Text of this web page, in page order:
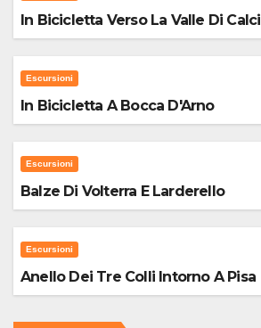
In Bicicletta Verso La Valle Di Calci
Escursioni
In Bicicletta A Bocca D'Arno
Escursioni
Balze Di Volterra E Larderello
Escursioni
Anello Dei Tre Colli Intorno A Pisa